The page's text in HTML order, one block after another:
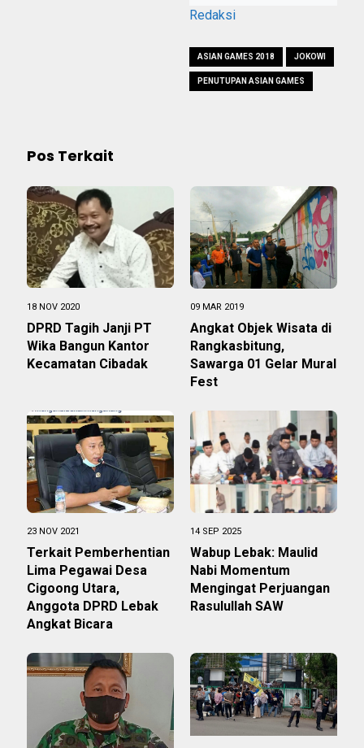
Redaksi
ASIAN GAMES 2018 JOKOWI
PENUTUPAN ASIAN GAMES
Pos Terkait
18 NOV 2020
DPRD Tagih Janji PT
Wika Bangun Kantor
Kecamatan Cibadak
09 MAR 2019
Angkat Objek Wisata di
Rangkasbitung,
Sawarga 01 Gelar Mural
Fest
23 NOV 2021
Terkait Pemberhentian
Lima Pegawai Desa
Cigoong Utara,
Anggota DPRD Lebak
Angkat Bicara
14 SEP 2025
Wabup Lebak: Maulid
Nabi Momentum
Mengingat Perjuangan
Rasulullah SAW